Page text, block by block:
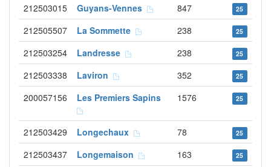
212503015 Guyans-Vennes 847 25
212505507 La Sommette 238 25
212503254 Landresse 238 25
212503338 Laviron 352 25
200057156 Les Premiers Sapins 1576 25
212503429 Longechaux 78 25
212503437 Longemaison 163 25